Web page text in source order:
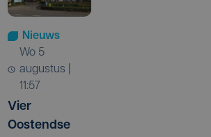
Nieuws
wo 5
augustus |
11:57
Vier
Oostendse